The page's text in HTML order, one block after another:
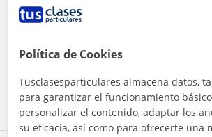
¿Quieres saber más de
★★★
Ver perfil
Política de Cookies
Tusclasesparticulares almacena datos,
para garantizar el funcionamiento
personalizar el contenido, adaptar los
su eficacia, así como para ofrecerte una